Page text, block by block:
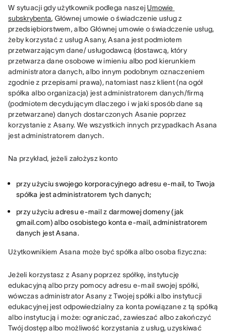
W sytuacji gdy użytkownik podlega naszej Umowie
subskrybenta, Głównej umowie o świadczenie usług z
przedsiębiorstwem, albo Głównej umowie o świadczenie usług,
żeby korzystać z usług Asany, Asana jest podmiotem
przetwarzającym dane/ usługodawcą (dostawcą, który
przetwarza dane osobowe w imieniu albo pod kierunkiem
administratora danych, albo innym podobnym oznaczeniem
zgodnie z przepisami prawa), natomiast nasz klient (na ogół
spółka albo organizacja) jest administratorem danych/firmą
(podmiotem decydującym dlaczego i w jaki sposób dane są
przetwarzane) danych dostarczonych Asanie poprzez
korzystanie z Asany. We wszystkich innych przypadkach Asana
jest administratorem danych.
Na przykład, jeżeli założysz konto
przy użyciu swojego korporacyjnego adresu e-mail, to Twoja
spółka jest administratorem tych danych;
przy użyciu adresu e-mail z darmowej domeny (jak
gmail.com) albo osobistego konta e-mail, administratorem
danych jest Asana.
Użytkownikiem Asana może być spółka albo osoba fizyczna:
Jeżeli korzystasz z Asany poprzez spółkę, instytucję
edukacyjną albo przy pomocy adresu e-mail swojej spółki,
wówczas administrator Asany z Twojej spółki albo instytucji
edukacyjnej jest odpowiedzialny za konta powiązane z tą spółką
albo instytucją i może: ograniczać, zawieszać albo zakończyć
Twój dostęp albo możliwość korzystania z usług, uzyskiwać